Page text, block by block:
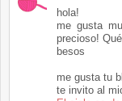
hola!
me gusta
precioso!
besos
me gusta tu
te invito al